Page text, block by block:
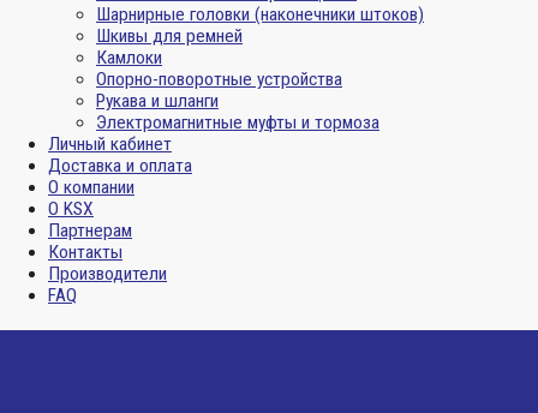
Шарнирные головки (наконечники штоков)
Шкивы для ремней
Камлоки
Опорно-поворотные устройства
Рукава и шланги
Электромагнитные муфты и тормоза
Личный кабинет
Доставка и оплата
О компании
О KSX
Партнерам
Контакты
Производители
FAQ